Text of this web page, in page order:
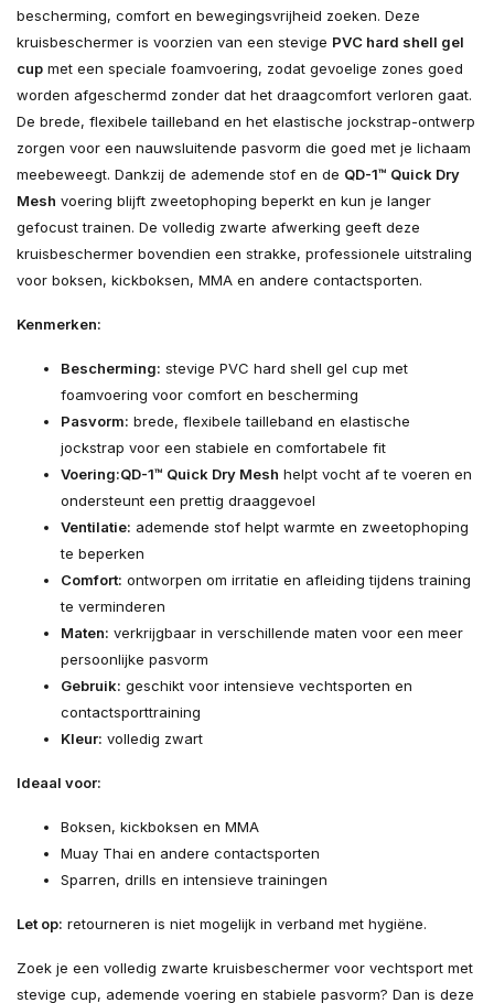
bescherming, comfort en bewegingsvrijheid zoeken. Deze
kruisbeschermer is voorzien van een stevige PVC hard shell gel
cup met een speciale foamvoering, zodat gevoelige zones goed
worden afgeschermd zonder dat het draagcomfort verloren gaat.
De brede, flexibele tailleband en het elastische jockstrap-ontwerp
zorgen voor een nauwsluitende pasvorm die goed met je lichaam
meebeweegt. Dankzij de ademende stof en de QD-1™ Quick Dry
Mesh voering blijft zweetophoping beperkt en kun je langer
gefocust trainen. De volledig zwarte afwerking geeft deze
kruisbeschermer bovendien een strakke, professionele uitstraling
voor boksen, kickboksen, MMA en andere contactsporten.
Kenmerken:
Bescherming: stevige PVC hard shell gel cup met
foamvoering voor comfort en bescherming
Pasvorm: brede, flexibele tailleband en elastische
jockstrap voor een stabiele en comfortabele fit
Voering:QD-1™ Quick Dry Mesh helpt vocht af te voeren en
ondersteunt een prettig draaggevoel
Ventilatie: ademende stof helpt warmte en zweetophoping
te beperken
Comfort: ontworpen om irritatie en afleiding tijdens training
te verminderen
Maten: verkrijgbaar in verschillende maten voor een meer
persoonlijke pasvorm
Gebruik: geschikt voor intensieve vechtsporten en
contactsporttraining
Kleur: volledig zwart
Ideaal voor:
Boksen, kickboksen en MMA
Muay Thai en andere contactsporten
Sparren, drills en intensieve trainingen
Let op: retourneren is niet mogelijk in verband met hygiëne.
Zoek je een volledig zwarte kruisbeschermer voor vechtsport met
stevige cup, ademende voering en stabiele pasvorm? Dan is deze